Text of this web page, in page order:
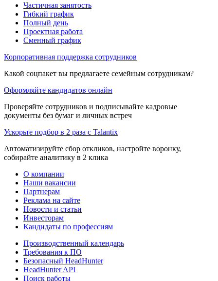
Частичная занятость
Гибкий график
Полный день
Проектная работа
Сменный график
Корпоративная поддержка сотрудников
Какой соцпакет вы предлагаете семейным сотрудникам?
Оформляйте кандидатов онлайн
Проверяйте сотрудников и подписывайте кадровые
документы без бумаг и личных встреч
Ускорьте подбор в 2 раза с Talantix
Автоматизируйте сбор откликов, настройте воронку,
собирайте аналитику в 2 клика
О компании
Наши вакансии
Партнерам
Реклама на сайте
Новости и статьи
Инвесторам
Кандидаты по профессиям
Производственный календарь
Требования к ПО
Безопасный HeadHunter
HeadHunter API
Поиск работы